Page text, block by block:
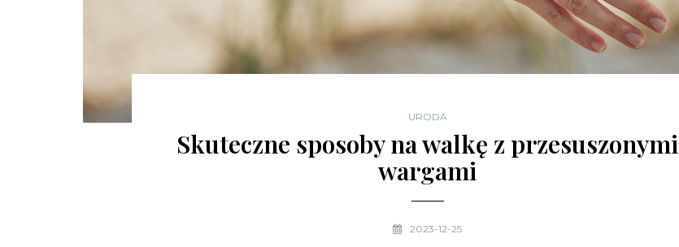
URODA
Skuteczne sposoby na walkę z przesuszonymi
wargami
2023-12-25